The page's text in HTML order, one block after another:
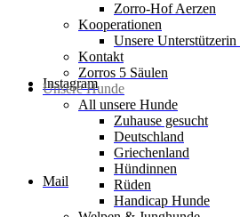
Instagram
Mail
Zorro-Hof Aerzen
Kooperationen
Unsere
Kontakt
Zorros 5 Säulen
Unsere Hunde
All unsere Hunde
Zuhause gesucht
Deutschland
Griechenland
Hündinnen
Rüden
Handicap Hunde